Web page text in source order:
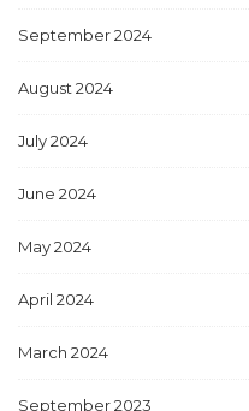
September 2024
August 2024
July 2024
June 2024
May 2024
April 2024
March 2024
September 2023